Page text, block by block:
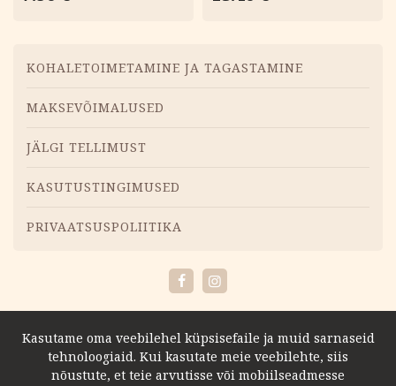
Menüü
KOHALETOIMETAMINE JA TAGASTAMINE
MAKSEVÕIMALUSED
JÄLGI TELLIMUST
KASUTUSTINGIMUSED
PRIVAATSUSPOLIITIKA
FacebookInstagram
Kasutame oma veebilehel küpsisefaile ja muid sarnaseid
tehnoloogiaid. Kui kasutate meie veebilehte, siis
nõustute, et teie arvutisse või mobiilseadmesse